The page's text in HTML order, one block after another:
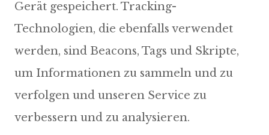
Gerät gespeichert. Tracking-
Technologien, die ebenfalls verwendet
werden, sind Beacons, Tags und Skripte,
um Informationen zu sammeln und zu
verfolgen und unseren Service zu